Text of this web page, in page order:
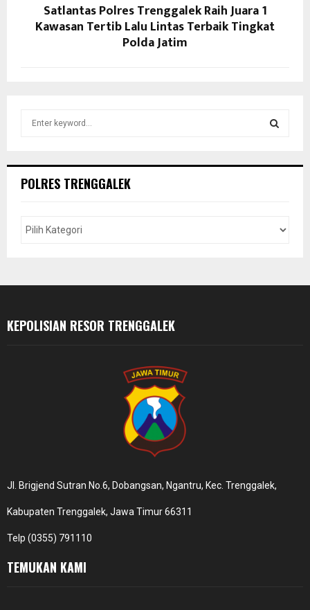
Satlantas Polres Trenggalek Raih Juara 1
Kawasan Tertib Lalu Lintas Terbaik Tingkat
Polda Jatim
hPOLRES TRENGGALEK
KEPOLISIAN RESOR TRENGGALEK
Jl. Brigjend Sutran No.6, Dobangsan, Ngantru, Kec. Trenggalek,
Kabupaten Trenggalek, Jawa Timur 66311
Telp (0355) 791110
TEMUKAN KAMI